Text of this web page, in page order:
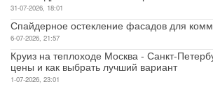
31-07-2026, 18:01
Спайдерное остекление фасадов для
6-07-2026, 21:57
Круиз на теплоходе Москва - Санкт-
цены и как выбрать лучший вариант
1-07-2026, 23:01